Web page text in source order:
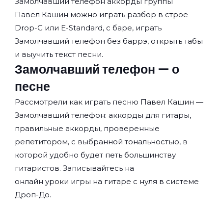
Павел Кашин можно играть разбор в строе
Drop-C или E-Standard, с баре, играть
Замолчавший телефон без баррэ, открыть табы
и выучить текст песни.
Замолчавший телефон — о
песне
Рассмотрели как играть песню Павел Кашин —
Замолчавший телефон: аккорды для гитары,
правильные аккорды, проверенные
репетитором, с выбранной тональностью, в
которой удобно будет петь большинству
гитаристов. Записывайтесь на
онлайн уроки игры на гитаре с нуля в системе
Дроп-До.